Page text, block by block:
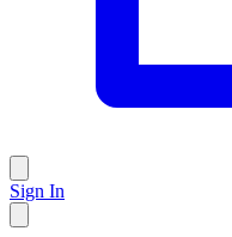
Sign In